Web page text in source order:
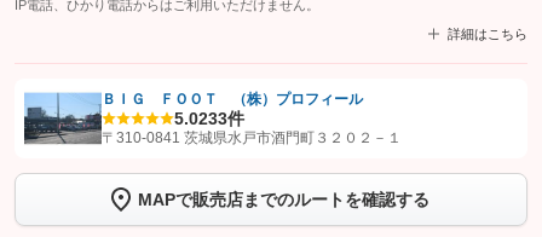
IP電話、ひかり電話からはご利用いただけません。
詳細はこちら
【STEP1】認証画面でグーネットを友だち追加してから「許可する」ボタンを押
トーク画面で
ボタンをタップして問い合わせを
完了してください。
ＢＩＧ ＦＯＯＴ （株）プロフィール
5.0233件
〒310-0841 茨城県水戸市酒門町３２０２－１
MAPで販売店までのルートを確認する